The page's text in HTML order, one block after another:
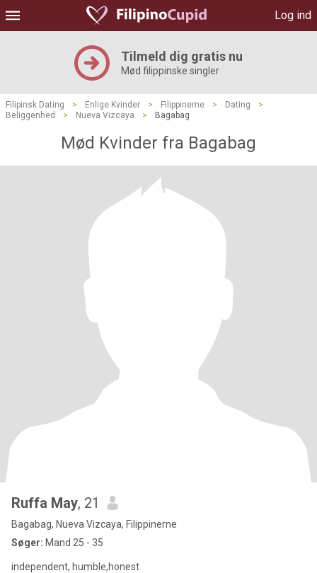
Log ind
Tilmeld dig gratis nu
Mød filippinske singler
Filipinsk Dating > Enlige Kvinder > Filippinerne > Dating
>
Beliggenhed
> Nueva Vizcaya > Bagabag
Mød Kvinder fra Bagabag
Ruffa May, 21
Bagabag, Nueva Vizcaya, Filippinerne
Søger: Mand 25 - 35
independent, humble,honest